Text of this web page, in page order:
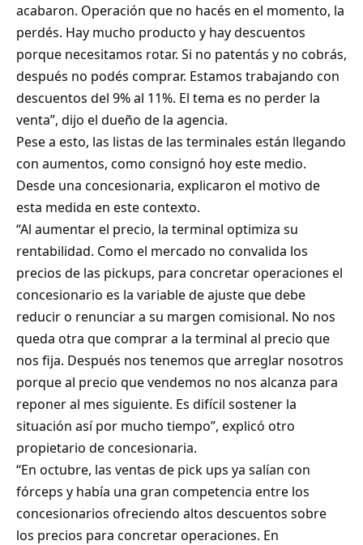
acabaron. Operación que no hacés en el momento, la
perdés. Hay mucho producto y hay descuentos
porque necesitamos rotar. Si no patentás y no cobrás,
después no podés comprar. Estamos trabajando con
descuentos del 9% al 11%. El tema es no perder la
venta”, dijo el dueño de la agencia.
Pese a esto, las listas de las terminales están llegando
con aumentos, como consignó hoy este medio.
Desde una concesionaria, explicaron el motivo de
esta medida en este contexto.
“Al aumentar el precio, la terminal optimiza su
rentabilidad. Como el mercado no convalida los
precios de las pickups, para concretar operaciones el
concesionario es la variable de ajuste que debe
reducir o renunciar a su margen comisional. No nos
queda otra que comprar a la terminal al precio que
nos fija. Después nos tenemos que arreglar nosotros
porque al precio que vendemos no nos alcanza para
reponer al mes siguiente. Es difícil sostener la
situación así por mucho tiempo”, explicó otro
propietario de concesionaria.
“En octubre, las ventas de pick ups ya salían con
fórceps y había una gran competencia entre los
concesionarios ofreciendo altos descuentos sobre
los precios para concretar operaciones. En